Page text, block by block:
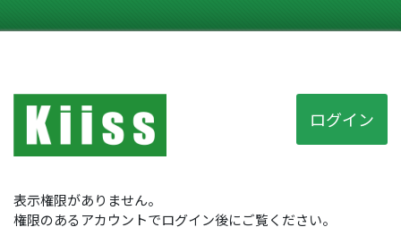
ログイン
表示権限がありません。
権限のあるアカウントでログイン後にご覧ください。